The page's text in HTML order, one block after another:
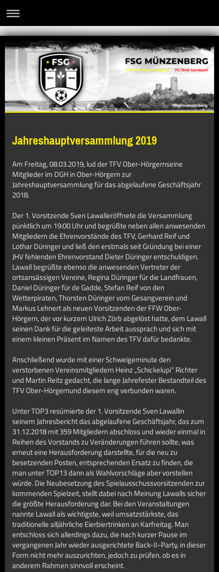
Jahreshauptversammlung 2019
Am Freitag, 08.03.2019, lud der TFV Ober-Hörgernseine
Mitglieder im DGH in Ober-Hörgern zur
Jahreshauptversammlung für das abgelaufene Geschäftsjahr
2018.
Der 1. Vorsitzende Sven Lawalleröffnete die Versammlung
pünktlich um 19:00 Uhr und begrüßte neben allen anwesenden
Mitgliedern die Ehrenvorstände des TFV, Gerhard Reif und
Lothar Düringer und ließ den erstmals seit Gründung bei einer
JHV fehlenden Ehrenvorstand Dieter Düringer entschuldigen.
Lawall begrüßte ebenso die anwesenden Vertreter der
ortsansässigen Vereine, Regina Düringer für die Landfrauen,
Daniel Düringer für de Gadde, Stefan Reif von den
Wetterpiraten, Thorsten Düringer vom Gesangverein und
Markus Lehnert als neuen Vorsitzenden der FFW Ober-
Hörgern, der vor kurzem Ulrich Zörb abgelöst hatte, dem Lawall
seinen Dank für die geleiteste Arbeit aussprach und sich mit
einem kleinen Präsent im Namen des TFV dafür bedankte.
Anschließend wurde mit einer Schweigeminute den
verstorbenen Vereinsmitgliedern Heinz „Schickelupi“ Richter
und Martin Reitz gedacht, die lange Jahrefester Bestandteil des
TFV Ober-Hörgernund diesem eng verbunden waren.
Unter TOP3 resümierte der 1. Vorsitzende Sven Lawallin
seinem Jahresbericht das abgelaufene Geschäftsjahr, das zum
31.12.2018 mit 359 Mitgliedern abschloss und wieder einmal in
Reihen des Vorstands zu Veränderungen führen sollte, was
erneut eine Herausforderung darstellte, für die neu zu
besetzenden Posten, entsprechenden Ersatz zu finden, die
man unter TOP13 dann als Wahlvorschläge aber vorstellen
würde. Die Neubesetzung des Spielausschussvorsitzenden zur
kommenden Spielzeit, stellt dabei nach Meinung Lawalls sicher
die größte Herausforderung dar. Bei den Veranstaltungen
nannte Lawall als wichtigste, weil umsatzstärkste, das
traditionelle alljährliche Eierbiertrinken an Karfreitag. Man
entschloss sich allerdings dazu, die nach kurzer Pause im
vergangenen Jahr wieder ausgerichtete Back-II-Party, in dieser
Form nicht mehr auszurichten, jedoch zu prüfen, ob es in
anderem Rahmen sinnvoll erscheint.